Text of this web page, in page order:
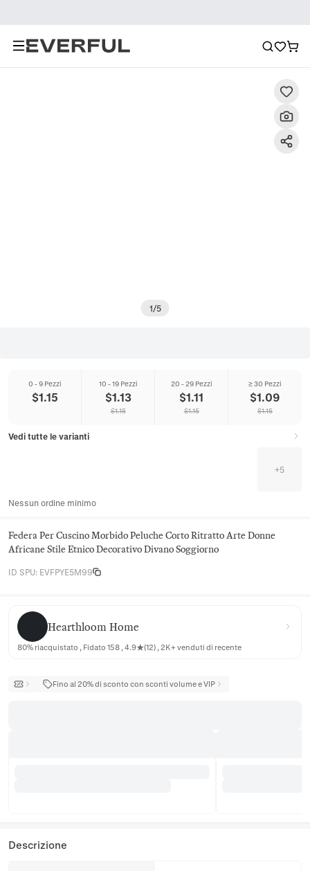
1/5
0 - 9 Pezzi
$1.15
10 - 19 Pezzi
$1.13
$1.15
20 - 29 Pezzi
$1.11
$1.15
≥ 30 Pezzi
$1.09
$1.15
Vedi tutte le varianti
+5
Nessun ordine minimo
Federa Per Cuscino Morbido Peluche Corto Ritratto Arte Donne
Africane Stile Etnico Decorativo Divano Soggiorno
ID SPU: EVFPYE5M99
Hearthloom Home
Hearthloom Home
80% riacquistato , Fidato 158 , 4.9★(12) , 2K+ venduti di recente
Fino al 20% di sconto con sconti volume e VIP
Descrizione